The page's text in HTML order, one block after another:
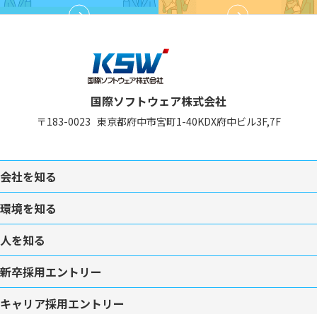
国際ソフトウェア株式会社
〒183-0023 東京都府中市宮町1-40KDX府中ビル3F,7F
会社を知る
環境を知る
人を知る
新卒採用エントリー
キャリア採用エントリー